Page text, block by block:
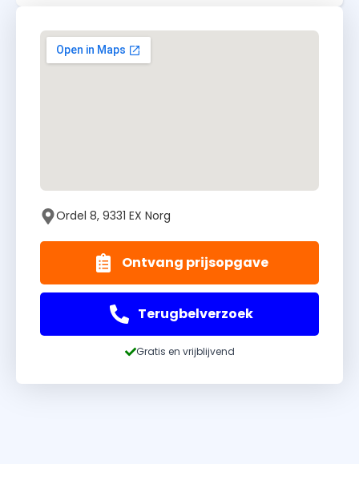
Ordel 8, 9331 EX Norg
Ontvang prijsopgave
Terugbelverzoek
Gratis en vrijblijvend